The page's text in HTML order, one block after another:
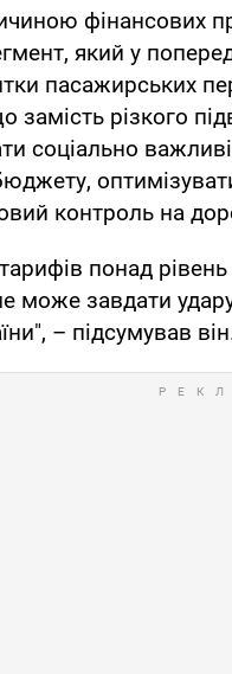
фінансових
який у
пасажирських
замість різкого
соціально
контроль на
понад рівень
може завдати
– підсумував